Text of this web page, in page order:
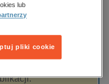
Filtrowanie
lub
pliki cookie